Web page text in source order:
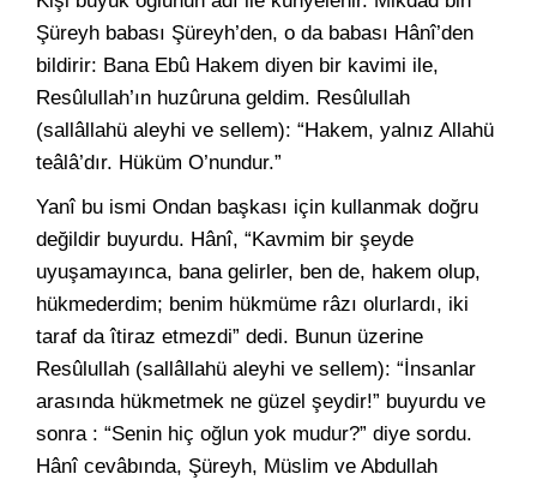
Şüreyh babası Şüreyh’den, o da babası Hânî’den
bildirir: Bana Ebû Hakem diyen bir kavimi ile,
Resûlullah’ın huzûruna geldim. Resûlullah
(sallâllahü aleyhi ve sellem): “Hakem, yalnız Allahü
teâlâ’dır. Hüküm O’nundur.”
Yanî bu ismi Ondan başkası için kullanmak doğru
değildir buyurdu. Hânî, “Kavmim bir şeyde
uyuşamayınca, bana gelirler, ben de, hakem olup,
hükmederdim; benim hükmüme râzı olurlardı, iki
taraf da îtiraz etmezdi” dedi. Bunun üzerine
Resûlullah (sallâllahü aleyhi ve sellem): “İnsanlar
arasında hükmetmek ne güzel şeydir!” buyurdu ve
sonra : “Senin hiç oğlun yok mudur?” diye sordu.
Hânî cevâbında, Şüreyh, Müslim ve Abdullah